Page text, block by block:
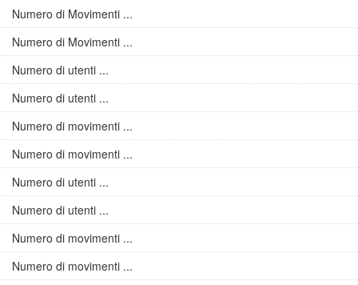
Numero di Movimenti ...
Numero di Movimenti ...
Numero di utenti ...
Numero di utenti ...
Numero di movimenti ...
Numero di movimenti ...
Numero di utenti ...
Numero di utenti ...
Numero di movimenti ...
Numero di movimenti ...